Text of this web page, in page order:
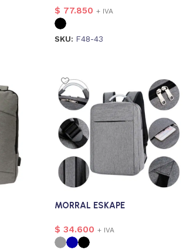
$ 77.850 + IVA
SKU: F48-43
MORRAL ESKAPE
$ 34.600 + IVA